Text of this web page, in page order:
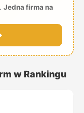
Jedna firma na
w Rankingu